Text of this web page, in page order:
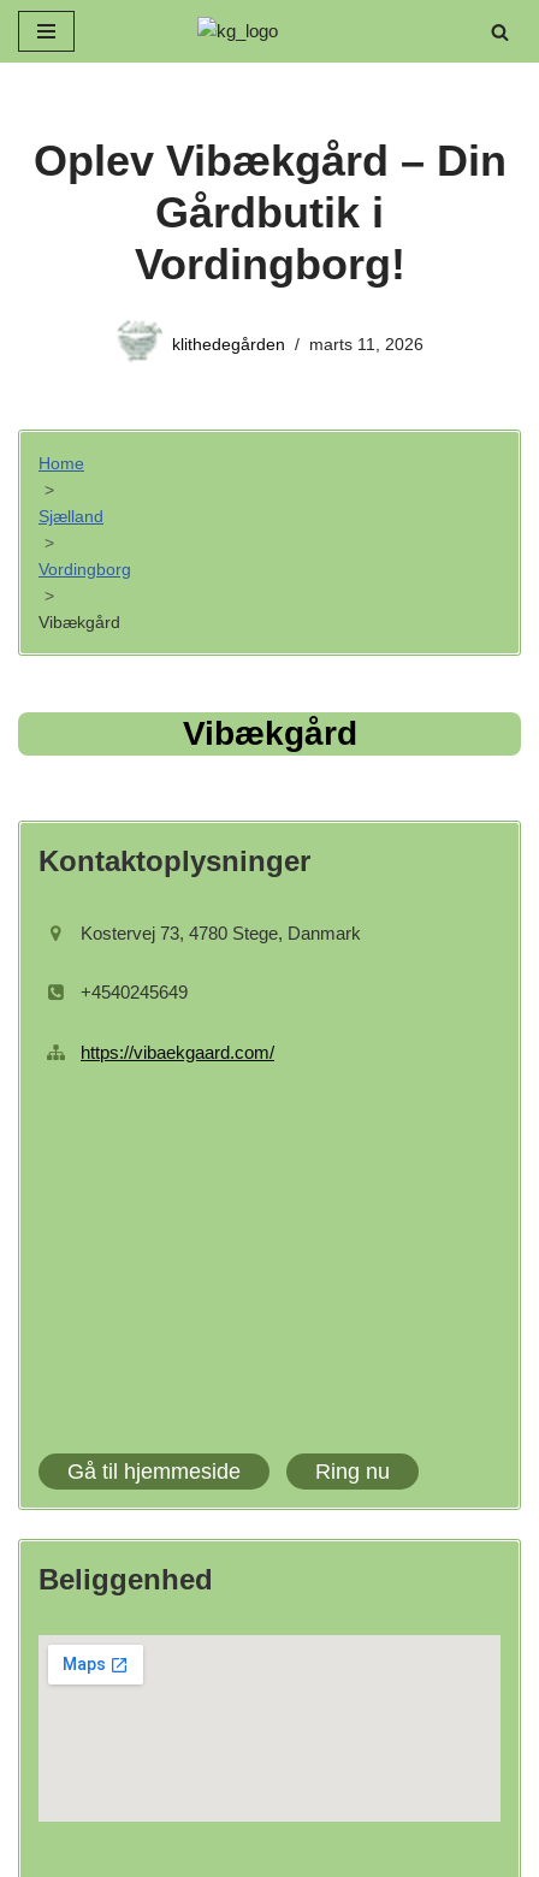
Spring
Oplev Vibækgård – Din
Gårdbutik i
Vordingborg!
klithedegården marts 11, 2026
Home
>
Sjælland
>
Vordingborg
>
Vibækgård
Vibækgård
Kontaktoplysninger
Kostervej 73, 4780 Stege, Danmark
+4540245649
https://vibaekgaard.com/
Gå til hjemmeside Ring nu
Beliggenhed